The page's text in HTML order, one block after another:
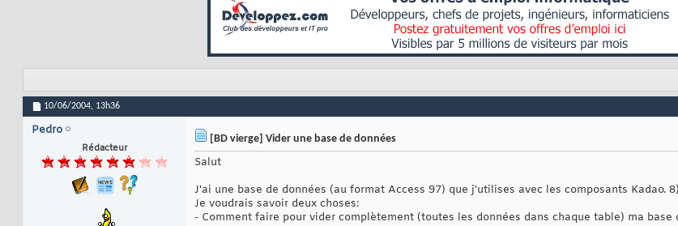
10/06/2004, 13h36
Pedro
Rédacteur
[BD vierge] Vider une base de données
Salut
J'ai une base de données (au format Access 97) que j'utilises avec les composants Kadao. 8)
Je voudrais savoir deux choses:
- Comment faire pour vider complètement (toutes les données dans chaque table) ma